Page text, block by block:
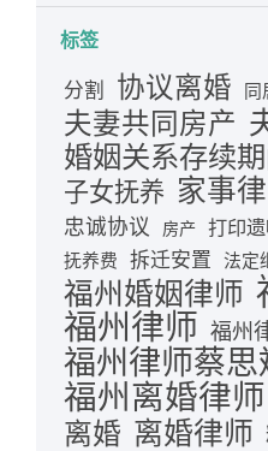
标签
分割 协议离婚 同
夫妻共同房产
婚姻关系存续
子女抚养 家事
忠诚协议 房产 打印
抚养费 拆迁安置 法定
福州婚姻律师
福州律师 福州
福州律师蔡思
福州离婚律师
离婚 离婚律师